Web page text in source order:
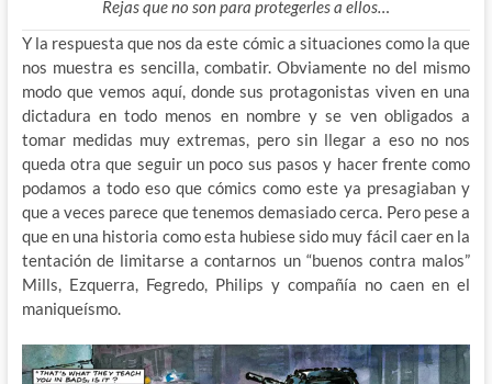
Rejas que no son para protegerles a ellos…
Y la respuesta que nos da este cómic a situaciones como la que
nos muestra es sencilla, combatir. Obviamente no del mismo
modo que vemos aquí, donde sus protagonistas viven en una
dictadura en todo menos en nombre y se ven obligados a
tomar medidas muy extremas, pero sin llegar a eso no nos
queda otra que seguir un poco sus pasos y hacer frente como
podamos a todo eso que cómics como este ya presagiaban y
que a veces parece que tenemos demasiado cerca. Pero pese a
que en una historia como esta hubiese sido muy fácil caer en la
tentación de limitarse a contarnos un “buenos contra malos”
Mills, Ezquerra, Fegredo, Philips y compañía no caen en el
maniqueísmo.